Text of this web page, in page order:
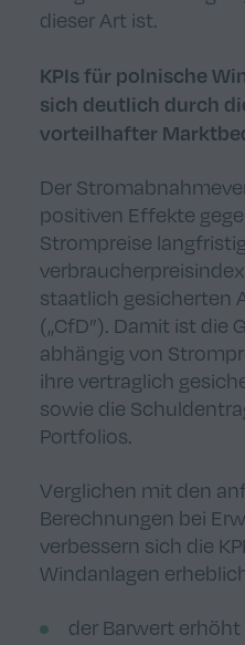
dieser Art ist.
KPIs für polnische
sich deutlich durch
vorteilhafter
Der
positiven Effekte
Strompreise
staatlich gesicherten
(„CfD”). Damit ist die
abhängig von
ihre vertraglich
sowie die
Portfolios.
Verglichen mit den
Berechnungen bei
verbessern sich die
Windanlagen
der Barwert